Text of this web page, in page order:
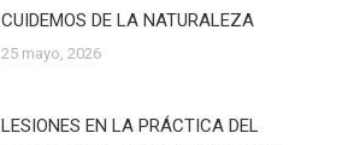
CUIDEMOS DE LA NATURALEZA
25 mayo, 2026
LESIONES EN LA PRÁCTICA DEL